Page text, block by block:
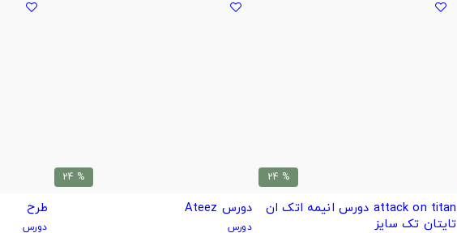
% 24
attack on titan دورس انیمه اتک ان
تایتان تک سایز
% 24
دورس Ateez
دورس
طرح
دورس